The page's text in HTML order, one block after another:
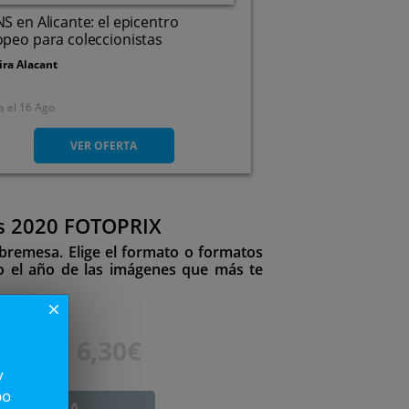
en Alicante: el epicentro
para coleccionistas
Alacant
Carretera N-340, Km 731,
3320. Elche/elx. Alicante
el 16 Ago
VER OFERTA
FOTOPRIX
Elige el formato o formatos
año de las imágenes que más te
close